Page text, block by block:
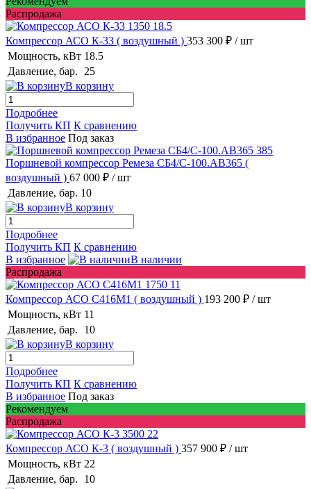
Распродажа
Компрессор АСО К-33 ( воздушный ) 353 300 ₽ / шт
Мощность, кВт 18.5
Давление, бар.
25
В корзину
Подробнее
Получить КП К сравнению
В избранное Под заказ
Поршневой компрессор Ремеза СБ4/С-100.АВ365 (
воздушный ) 67 000 ₽ / шт
Давление, бар. 10
В корзину
Подробнее
Получить КП К сравнению
В избранное
В наличии
Распродажа
Компрессор АСО С416М1 ( воздушный ) 193 200 ₽ / шт
Мощность, кВт 11
Давление, бар.
10
В корзину
Подробнее
Получить КП К сравнению
В избранное Под заказ
Рекомендуем
Распродажа
Компрессор АСО К-3 ( воздушный ) 357 900 ₽ / шт
Мощность, кВт 22
Давление, бар.
10